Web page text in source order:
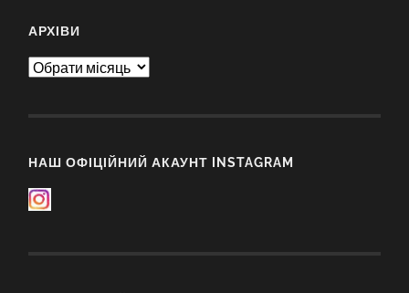
АРХІВИ
Архіви
НАШ ОФІЦІЙНИЙ АКАУНТ INSTAGRAM